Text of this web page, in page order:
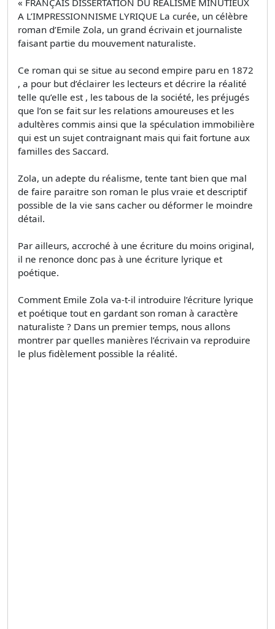
A L’IMPRESSIONNISME LYRIQUE La curée, un célèbre
roman d’Emile Zola, un grand écrivain et journaliste
faisant partie du mouvement naturaliste.
Ce roman qui se situe au second empire paru en 1872
, a pour but d’éclairer les lecteurs et décrire la réalité
telle qu’elle est , les tabous de la société, les préjugés
que l’on se fait sur les relations amoureuses et les
adultères commis ainsi que la spéculation immobilière
qui est un sujet contraignant mais qui fait fortune aux
familles des Saccard.
Zola, un adepte du réalisme, tente tant bien que mal
de faire paraitre son roman le plus vraie et descriptif
possible de la vie sans cacher ou déformer le moindre
détail.
Par ailleurs, accroché à une écriture du moins original,
il ne renonce donc pas à une écriture lyrique et
poétique.
Comment Emile Zola va-t-il introduire l’écriture lyrique
et poétique tout en gardant son roman à caractère
naturaliste ? Dans un premier temps, nous allons
montrer par quelles manières l’écrivain va reproduire
le plus fidèlement possible la réalité.